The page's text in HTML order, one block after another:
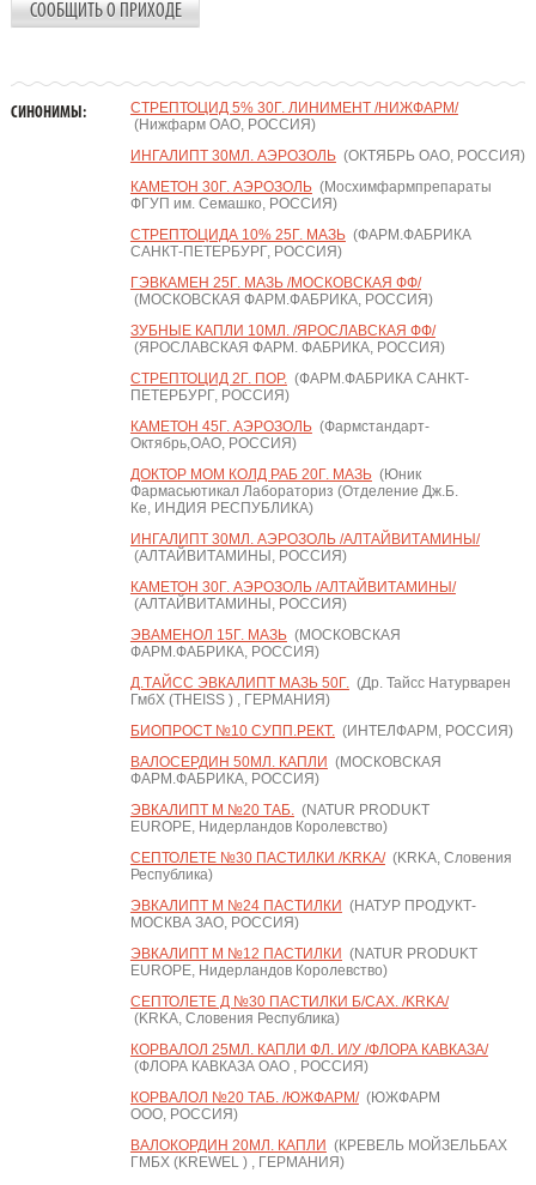
СООБЩИТЬ О ПРИХОДЕ
СИНОНИМЫ:
СТРЕПТОЦИД 5% 30Г. ЛИНИМЕНТ /НИЖФАРМ/
(Нижфарм ОАО, РОССИЯ)
ИНГАЛИПТ 30МЛ. АЭРОЗОЛЬ(ОКТЯБРЬ ОАО, РОССИЯ)
КАМЕТОН 30Г. АЭРОЗОЛЬ(Мосхимфармпрепараты
ФГУП им. Семашко, РОССИЯ)
СТРЕПТОЦИДА 10% 25Г. МАЗЬ(ФАРМ.ФАБРИКА
САНКТ-ПЕТЕРБУРГ, РОССИЯ)
ГЭВКАМЕН 25Г. МАЗЬ /МОСКОВСКАЯ ФФ/
(МОСКОВСКАЯ ФАРМ.ФАБРИКА, РОССИЯ)
ЗУБНЫЕ КАПЛИ 10МЛ. /ЯРОСЛАВСКАЯ ФФ/
(ЯРОСЛАВСКАЯ ФАРМ. ФАБРИКА, РОССИЯ)
СТРЕПТОЦИД 2Г. ПОР.(ФАРМ.ФАБРИКА САНКТ-
ПЕТЕРБУРГ, РОССИЯ)
КАМЕТОН 45Г. АЭРОЗОЛЬ(Фармстандарт-
Октябрь,ОАО, РОССИЯ)
ДОКТОР МОМ КОЛД РАБ 20Г. МАЗЬ(Юник
Фармасьютикал Лабораториз (Отделение Дж.Б.
Ке, ИНДИЯ РЕСПУБЛИКА)
ИНГАЛИПТ 30МЛ. АЭРОЗОЛЬ /АЛТАЙВИТАМИНЫ/
(АЛТАЙВИТАМИНЫ, РОССИЯ)
КАМЕТОН 30Г. АЭРОЗОЛЬ /АЛТАЙВИТАМИНЫ/
(АЛТАЙВИТАМИНЫ, РОССИЯ)
ЭВАМЕНОЛ 15Г. МАЗЬ(МОСКОВСКАЯ
ФАРМ.ФАБРИКА, РОССИЯ)
Д.ТАЙСС ЭВКАЛИПТ МАЗЬ 50Г.(Др. Тайсс Натурварен
ГмбХ (THEISS ) , ГЕРМАНИЯ)
БИОПРОСТ №10 СУПП.РЕКТ.(ИНТЕЛФАРМ, РОССИЯ)
ВАЛОСЕРДИН 50МЛ. КАПЛИ (МОСКОВСКАЯ
ФАРМ.ФАБРИКА, РОССИЯ)
ЭВКАЛИПТ М №20 ТАБ.(NATUR PRODUKT
EUROPE, Нидерландов Королевство)
СЕПТОЛЕТЕ №30 ПАСТИЛКИ /KRKA/(KRKA, Словения
Республика)
ЭВКАЛИПТ М №24 ПАСТИЛКИ (НАТУР ПРОДУКТ-
МОСКВА ЗАО, РОССИЯ)
ЭВКАЛИПТ М №12 ПАСТИЛКИ (NATUR PRODUKT
EUROPE, Нидерландов Королевство)
СЕПТОЛЕТЕ Д №30 ПАСТИЛКИ Б/САХ. /KRKA/
(KRKA, Словения Республика)
КОРВАЛОЛ 25МЛ. КАПЛИ ФЛ. И/У /ФЛОРА КАВКАЗА/
(ФЛОРА КАВКАЗА ОАО , РОССИЯ)
КОРВАЛОЛ №20 ТАБ. /ЮЖФАРМ/(ЮЖФАРМ
ООО, РОССИЯ)
ВАЛОКОРДИН 20МЛ. КАПЛИ (КРЕВЕЛЬ МОЙЗЕЛЬБАХ
ГМБХ (KREWEL ) , ГЕРМАНИЯ)